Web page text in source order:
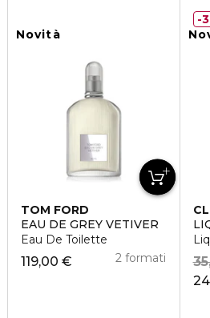
Novità
TOM FORD
EAU DE GREY VETIVER
Eau De Toilette
119,00 € 2 formati